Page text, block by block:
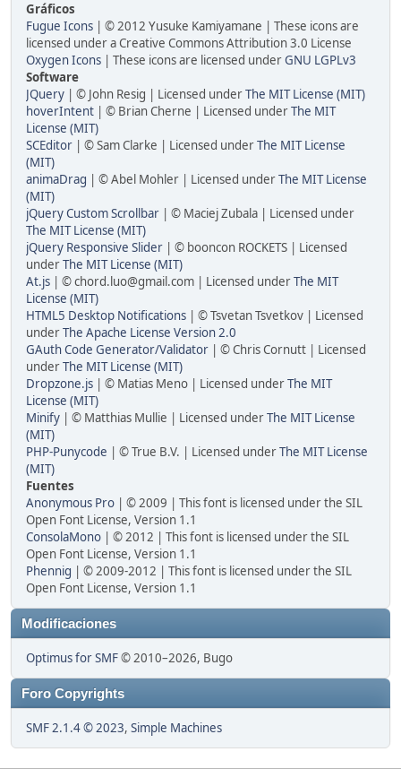
Gráficos
Fugue Icons | © 2012 Yusuke Kamiyamane | These icons are
licensed under a Creative Commons Attribution 3.0 License
Oxygen Icons | These icons are licensed underGNU LGPLv3
Software
JQuery | © John Resig | Licensed underThe MIT License (MIT)
hoverIntent | © Brian Cherne | Licensed underThe MIT
License (MIT)
SCEditor | © Sam Clarke | Licensed underThe MIT License
(MIT)
animaDrag | © Abel Mohler | Licensed underThe MIT License
(MIT)
jQuery Custom Scrollbar | © Maciej Zubala | Licensed under
The MIT License (MIT)
jQuery Responsive Slider | © booncon ROCKETS | Licensed
underThe MIT License (MIT)
At.js | © chord.luo@gmail.com | Licensed underThe MIT
License (MIT)
HTML5 Desktop Notifications | © Tsvetan Tsvetkov | Licensed
underThe Apache License Version 2.0
GAuth Code Generator/Validator | © Chris Cornutt | Licensed
underThe MIT License (MIT)
Dropzone.js | © Matias Meno | Licensed underThe MIT
License (MIT)
Minify | © Matthias Mullie | Licensed underThe MIT License
(MIT)
PHP-Punycode | © True B.V. | Licensed underThe MIT License
(MIT)
Fuentes
Anonymous Pro | © 2009 | This font is licensed under the SIL
Open Font License, Version 1.1
ConsolaMono | © 2012 | This font is licensed under the SIL
Open Font License, Version 1.1
Phennig | © 2009-2012 | This font is licensed under the SIL
Open Font License, Version 1.1
Modificaciones
Optimus for SMF© 2010–2026, Bugo
Foro Copyrights
SMF 2.1.4 © 2023, Simple Machines